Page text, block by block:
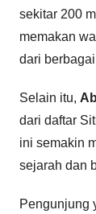
sekitar 200
memakan
dari
Selain itu,
dari daftar
ini semakin
sejarah dan
Pengunjung